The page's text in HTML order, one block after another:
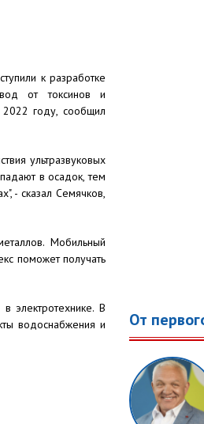
к разработке
от токсинов и
году, сообщил
ультразвуковых
в осадок, тем
- сказал Семячков,
Мобильный
поможет получать
электротехнике. В
водоснабжения и
От